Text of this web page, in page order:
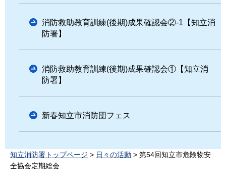
消防救助教育訓練(後期)成果確認会②-1【知立消
防署】
消防救助教育訓練(後期)成果確認会①【知立消
防署】
新春知立市消防団フェス
知立消防署トップページ > 日々の活動 > 第54回知立市危険物安
全協会定期総会